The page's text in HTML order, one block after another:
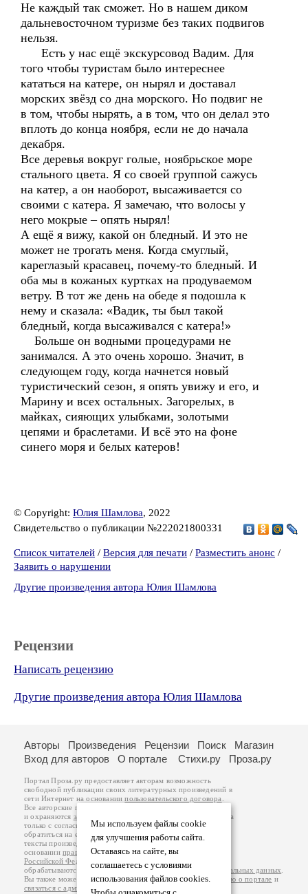
Не каждый так сможет. Но в нашем диком
дальневосточном туризме без таких подвигов
нельзя.
Есть у нас ещё экскурсовод Вадим. Для
того чтобы туристам было интереснее
кататься на катере, он нырял и доставал
морских звёзд со дна морского. Но подвиг не
в том, чтобы нырять, а в том, что он делал это
вплоть до конца ноября, если не до начала
декабря.
Все деревья вокруг голые, ноябрьское море
стального цвета. Я со своей группой сажусь
на катер, а он наоборот, высаживается со
своими с катера. Я замечаю, что волосы у
него мокрые – опять нырял!
А ещё я вижу, какой он бледный. И это не
может не трогать меня. Когда смуглый,
кареглазый красавец, почему-то бледный. И
оба мы в кожаных куртках на продуваемом
ветру. В тот же день на обеде я подошла к
нему и сказала: «Вадик, ты был такой
бледный, когда высаживался с катера!»
Больше он водными процедурами не
занимался. А это очень хорошо. Значит, в
следующем году, когда начнется новый
туристический сезон, я опять увижу и его, и
Марину и всех остальных. Загорелых, в
майках, сияющих улыбками, золотыми
цепями и браслетами. И всё это на фоне
синего моря и белых катеров!
© Copyright: Юлия Шамлова, 2022
Свидетельство о публикации №222021800331
Список читателей / Версия для печати / Разместить анонс /
Заявить о нарушении
Другие произведения автора Юлия Шамлова
Рецензии
Написать рецензию
Другие произведения автора Юлия Шамлова
Мы используем файлы cookie
для улучшения работы сайта.
Оставаясь на сайте, вы
соглашаетесь с условиями
использования файлов cookies.
Авторы Произведения Рецензии Поиск
Магазин
Вход для авторов
О портале Стихи.ру Проза.ру
Портал Проза.ру предоставляет авторам возможность
свободной публикации своих литературных произведений в
сети Интернет на основаниипользовательского договора
Все авторские права на произведения принадлежат авторам
и охраняются законом
. Перепечатка произведений возможна
только с согласия его автора, к которому вы можете
обратиться на его авторской странице. Ответственность за
тексты произведений авторы несут самостоятельно на
основанииправил публикацииизаконодательства
Российской Федерации
обрабатываются на основанииПолитики обработки персональных данных
Вы также можете посмотреть более подробнуюинформацию о портале и
связаться с администрацией